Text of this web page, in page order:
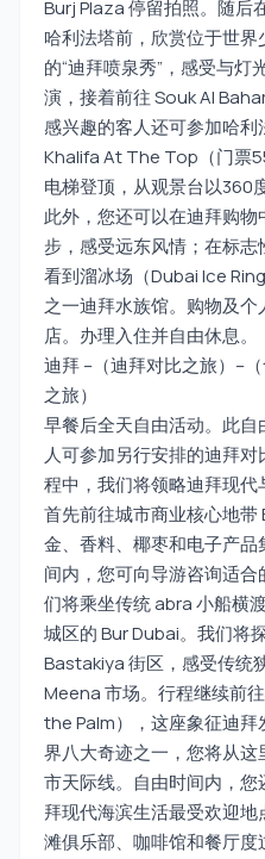
Burj Plaza 停留拍照。随后
哈利法塔前，欣赏位于世
的“迪拜喷泉秀”，感受与
演，接着前往 Souk Al
感兴趣的客人还可参加哈
Khalifa At The Top（门票
电梯登顶，从观景台以360
此外，您还可以在迪拜购
步，感受远东风情；在标
看到溜冰场（Dubai Ice
之一迪拜水族馆。购物及
店。办理入住并自由休息。
迪拜 –（迪拜对比之旅）–
之旅）
早餐后全天自由活动。此
人可参加另行安排的迪拜
程中，我们将领略迪拜现代
首先前往城市商业核心地
金、香料、椰枣和电子产
间内，您可向导游咨询适
们将乘坐传统 abra 小船横
城区的 Bur Dubai。我们将
Bastakiya 街区，感受传统
Meena 市场。行程继续前
the Palm），这座象征迪
界八大奇迹之一，您将从
市天际线。自由时间内，
拜现代海滨生活最受欢迎
滩俱乐部、咖啡馆和餐厅